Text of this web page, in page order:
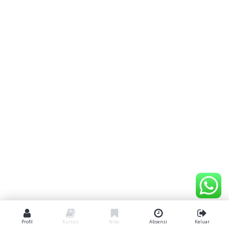
Profil Kursus Nilai Absensi Keluar